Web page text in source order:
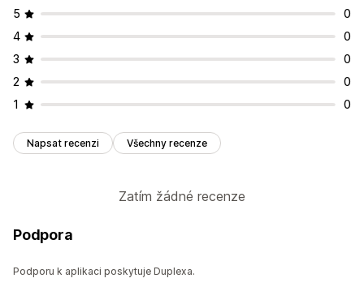
5
0
4
0
3
0
2
0
1
0
Napsat recenzi Všechny recenze
Zatím žádné recenze
Podpora
Podporu k aplikaci poskytuje Duplexa.